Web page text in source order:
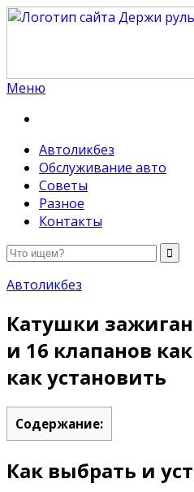
Меню
Автоликбез
Обслуживание авто
Советы
Разное
Контакты
Автоликбез
Катушки
и 16 клапанов
как установить
Содержание:
Как выбрать и